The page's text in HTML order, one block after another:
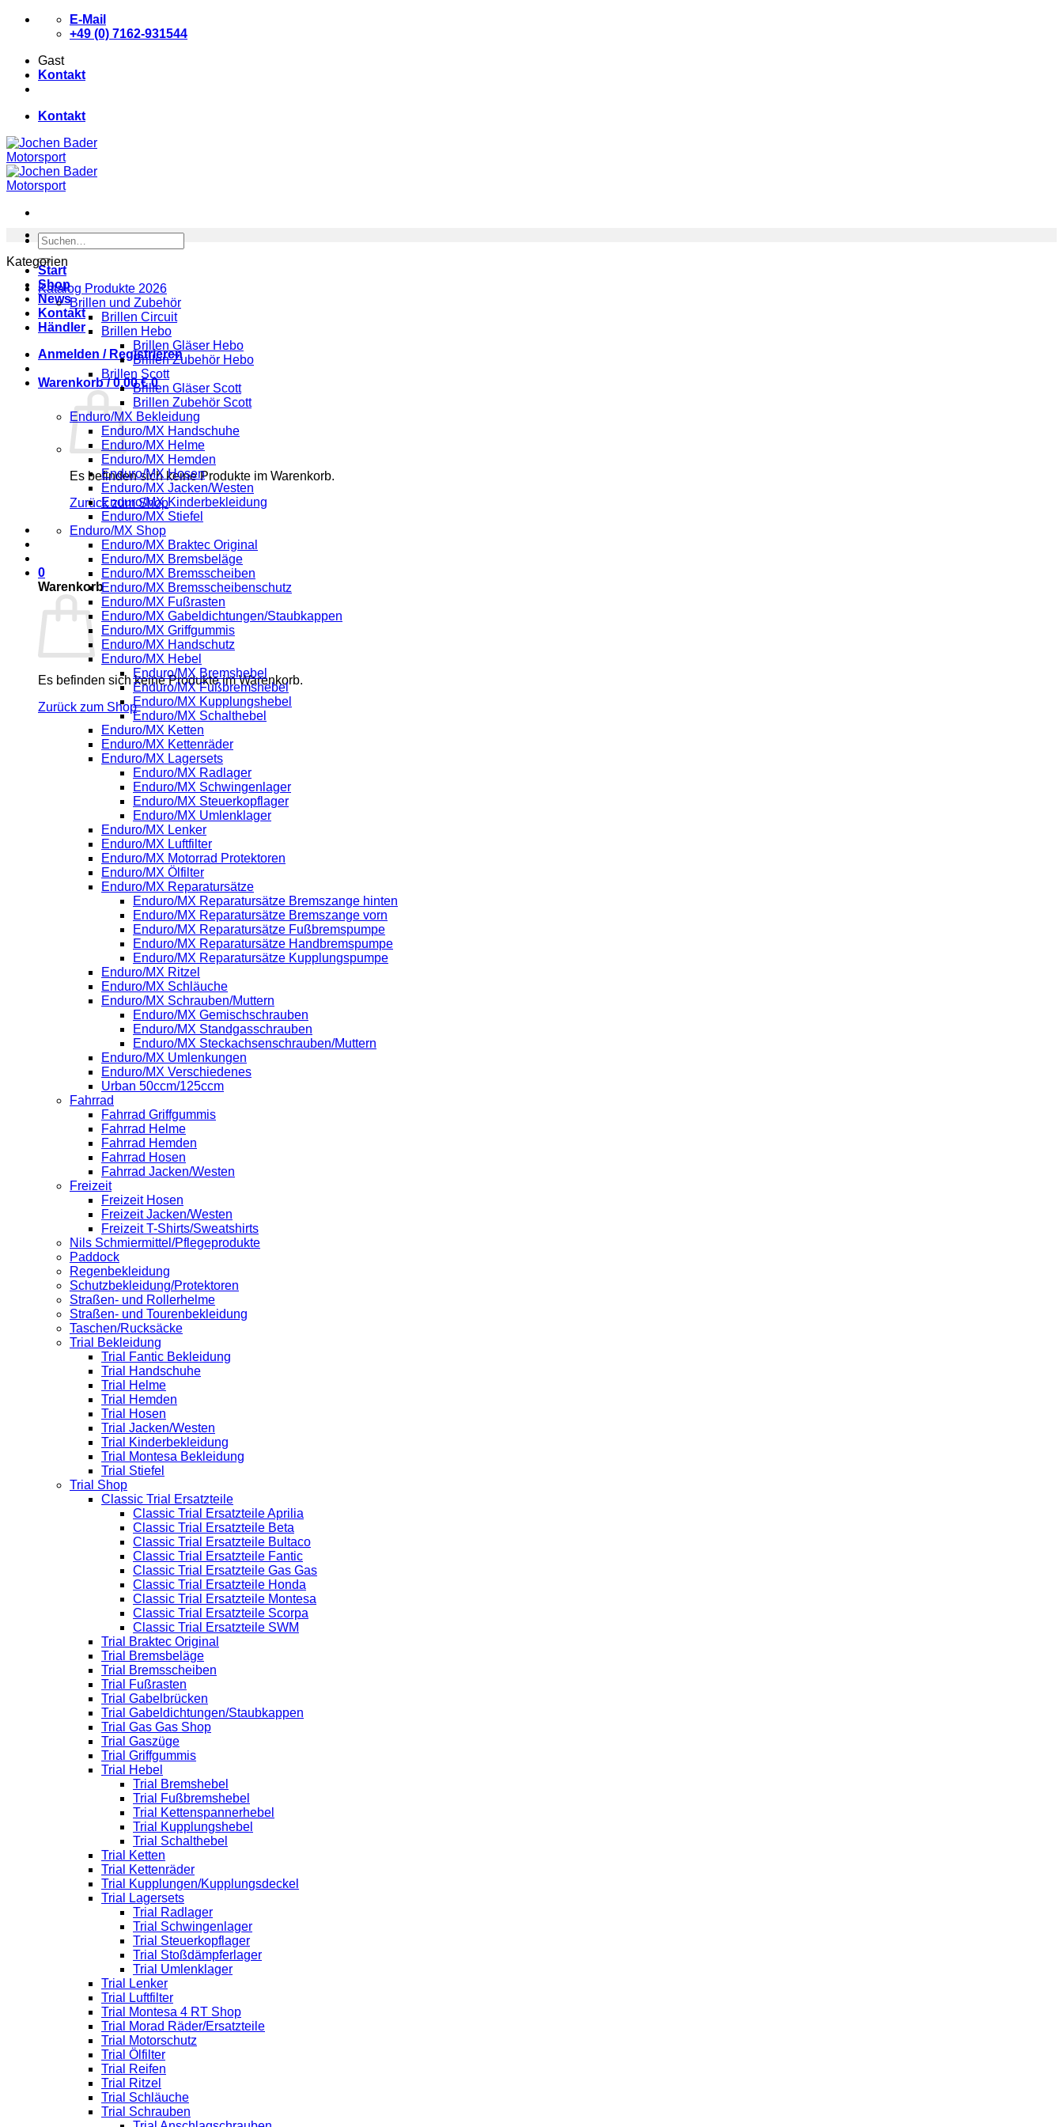
Zum
E-Mail
+49 (0) 7162-931544
Gast
Kontakt
Kontakt
Suchen
nach:
Start
Shop
News
Kontakt
Händler
Anmelden / Registrieren
Warenkorb /0,00€ 0
Es befinden sich keine Produkte im Warenkorb.
Zurück zum Shop
0
Warenkorb
Es befinden sich keine Produkte im Warenkorb.
Zurück zum Shop
Kategorien
Katalog Produkte 2026
Brillen und Zubehör
Brillen Circuit
Brillen Hebo
Brillen Gläser Hebo
Brillen Zubehör Hebo
Brillen Scott
Brillen Gläser Scott
Brillen Zubehör Scott
Enduro/MX Bekleidung
Enduro/MX Handschuhe
Enduro/MX Helme
Enduro/MX Hemden
Enduro/MX Hosen
Enduro/MX Jacken/Westen
Enduro/MX Kinderbekleidung
Enduro/MX Stiefel
Enduro/MX Shop
Enduro/MX Braktec Original
Enduro/MX Bremsbeläge
Enduro/MX Bremsscheiben
Enduro/MX Bremsscheibenschutz
Enduro/MX Fußrasten
Enduro/MX Gabeldichtungen/Staubkappen
Enduro/MX Griffgummis
Enduro/MX Handschutz
Enduro/MX Hebel
Enduro/MX Bremshebel
Enduro/MX Fußbremshebel
Enduro/MX Kupplungshebel
Enduro/MX Schalthebel
Enduro/MX Ketten
Enduro/MX Kettenräder
Enduro/MX Lagersets
Enduro/MX Radlager
Enduro/MX Schwingenlager
Enduro/MX Steuerkopflager
Enduro/MX Umlenklager
Enduro/MX Lenker
Enduro/MX Luftfilter
Enduro/MX Motorrad Protektoren
Enduro/MX Ölfilter
Enduro/MX Reparatursätze
Enduro/MX Reparatursätze Bremszange hinten
Enduro/MX Reparatursätze Bremszange vorn
Enduro/MX Reparatursätze Fußbremspumpe
Enduro/MX Reparatursätze Handbremspumpe
Enduro/MX Reparatursätze Kupplungspumpe
Enduro/MX Ritzel
Enduro/MX Schläuche
Enduro/MX Schrauben/Muttern
Enduro/MX Gemischschrauben
Enduro/MX Standgasschrauben
Enduro/MX Steckachsenschrauben/Muttern
Enduro/MX Umlenkungen
Enduro/MX Verschiedenes
Urban 50ccm/125ccm
Fahrrad
Fahrrad Griffgummis
Fahrrad Helme
Fahrrad Hemden
Fahrrad Hosen
Fahrrad Jacken/Westen
Freizeit
Freizeit Hosen
Freizeit Jacken/Westen
Freizeit T-Shirts/Sweatshirts
Nils Schmiermittel/Pflegeprodukte
Paddock
Regenbekleidung
Schutzbekleidung/Protektoren
Straßen- und Rollerhelme
Straßen- und Tourenbekleidung
Taschen/Rucksäcke
Trial Bekleidung
Trial Fantic Bekleidung
Trial Handschuhe
Trial Helme
Trial Hemden
Trial Hosen
Trial Jacken/Westen
Trial Kinderbekleidung
Trial Montesa Bekleidung
Trial Stiefel
Trial Shop
Classic Trial Ersatzteile
Classic Trial Ersatzteile Aprilia
Classic Trial Ersatzteile Beta
Classic Trial Ersatzteile Bultaco
Classic Trial Ersatzteile Fantic
Classic Trial Ersatzteile Gas Gas
Classic Trial Ersatzteile Honda
Classic Trial Ersatzteile Montesa
Classic Trial Ersatzteile Scorpa
Classic Trial Ersatzteile SWM
Trial Braktec Original
Trial Bremsbeläge
Trial Bremsscheiben
Trial Fußrasten
Trial Gabelbrücken
Trial Gabeldichtungen/Staubkappen
Trial Gas Gas Shop
Trial Gaszüge
Trial Griffgummis
Trial Hebel
Trial Bremshebel
Trial Fußbremshebel
Trial Kettenspannerhebel
Trial Kupplungshebel
Trial Schalthebel
Trial Ketten
Trial Kettenräder
Trial Kupplungen/Kupplungsdeckel
Trial Lagersets
Trial Radlager
Trial Schwingenlager
Trial Steuerkopflager
Trial Stoßdämpferlager
Trial Umlenklager
Trial Lenker
Trial Luftfilter
Trial Montesa 4 RT Shop
Trial Morad Räder/Ersatzteile
Trial Motorschutz
Trial Ölfilter
Trial Reifen
Trial Ritzel
Trial Schläuche
Trial Schrauben